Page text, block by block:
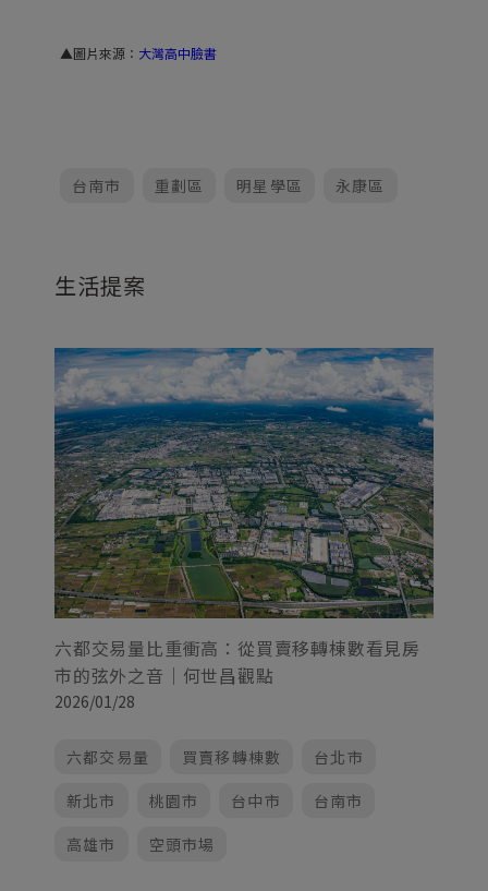
▲圖片來源： 大灣高中臉書
台南市 重劃區 明星學區 永康區
生活提案
六都交易量比重衝高：從買賣移轉棟數看見房
市的弦外之音｜何世昌觀點
2026/01/28
六都交易量 買賣移轉棟數
台北市
新北市
桃園市 台中市
台南市
高雄市
空頭市場